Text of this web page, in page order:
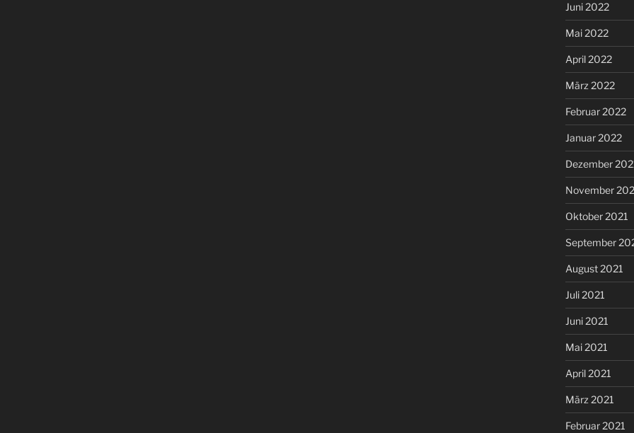
Juni 2022
Mai 2022
April 2022
März 2022
Februar 2022
Januar 2022
Dezember
November
Oktober 2021
September
August 2021
Juli 2021
Juni 2021
Mai 2021
April 2021
März 2021
Februar 2021